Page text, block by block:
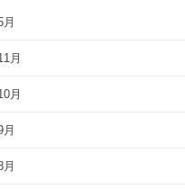
月
月